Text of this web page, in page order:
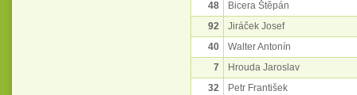
48
Bicera Štěpán
92
Jiráček Josef
40
Walter Antonín
7
Hrouda Jaroslav
32
Petr František